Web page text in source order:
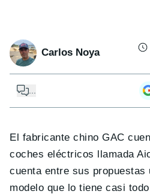
Carlos Noya
El fabricante chino GAC
coches eléctricos llamada
cuenta entre sus propuestas
modelo que lo tiene casi